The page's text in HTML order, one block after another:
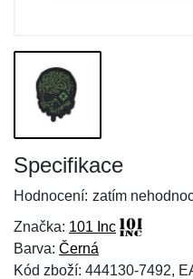
Specifikace
Hodnocení: zatím
Značka: 101 Inc
Barva: Černá
Kód zboží: 444130-7492,